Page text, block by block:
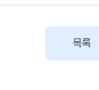
목록